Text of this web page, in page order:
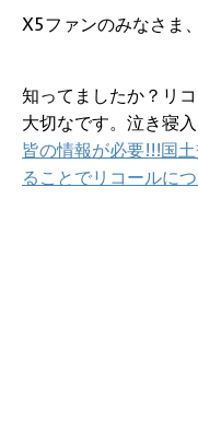
X5ファンのみなさま
知ってましたか？リ
大切なです。泣き寝
皆の情報が必要!!!国
ることでリコールに